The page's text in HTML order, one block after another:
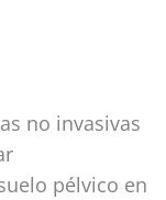
no invasivas
pélvico en